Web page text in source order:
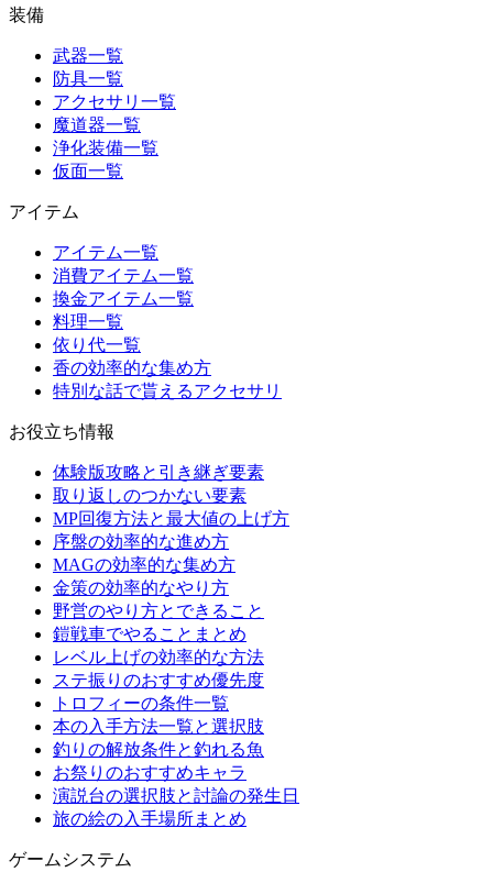
装備
武器一覧
防具一覧
アクセサリ一覧
魔道器一覧
浄化装備一覧
仮面一覧
アイテム
アイテム一覧
消費アイテム一覧
換金アイテム一覧
料理一覧
依り代一覧
香の効率的な集め方
特別な話で貰えるアクセサリ
お役立ち情報
体験版攻略と引き継ぎ要素
取り返しのつかない要素
MP回復方法と最大値の上げ方
序盤の効率的な進め方
MAGの効率的な集め方
金策の効率的なやり方
野営のやり方とできること
鎧戦車でやることまとめ
レベル上げの効率的な方法
ステ振りのおすすめ優先度
トロフィーの条件一覧
本の入手方法一覧と選択肢
釣りの解放条件と釣れる魚
お祭りのおすすめキャラ
演説台の選択肢と討論の発生日
旅の絵の入手場所まとめ
ゲームシステム